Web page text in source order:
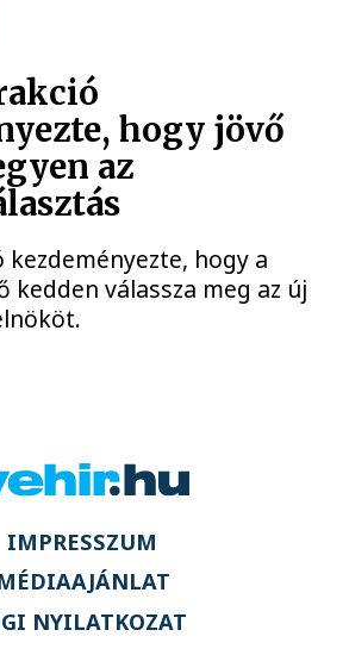
hogy jövő
az
kezdeményezte, hogy a
kedden válassza meg az új
IMPRESSZUM
NYILATKOZAT